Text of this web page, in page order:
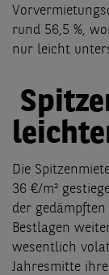
rund 56,5 %,
nur leicht
Die
36 €/m²
der
Bestlagen
wesentlich
Jahresmitte